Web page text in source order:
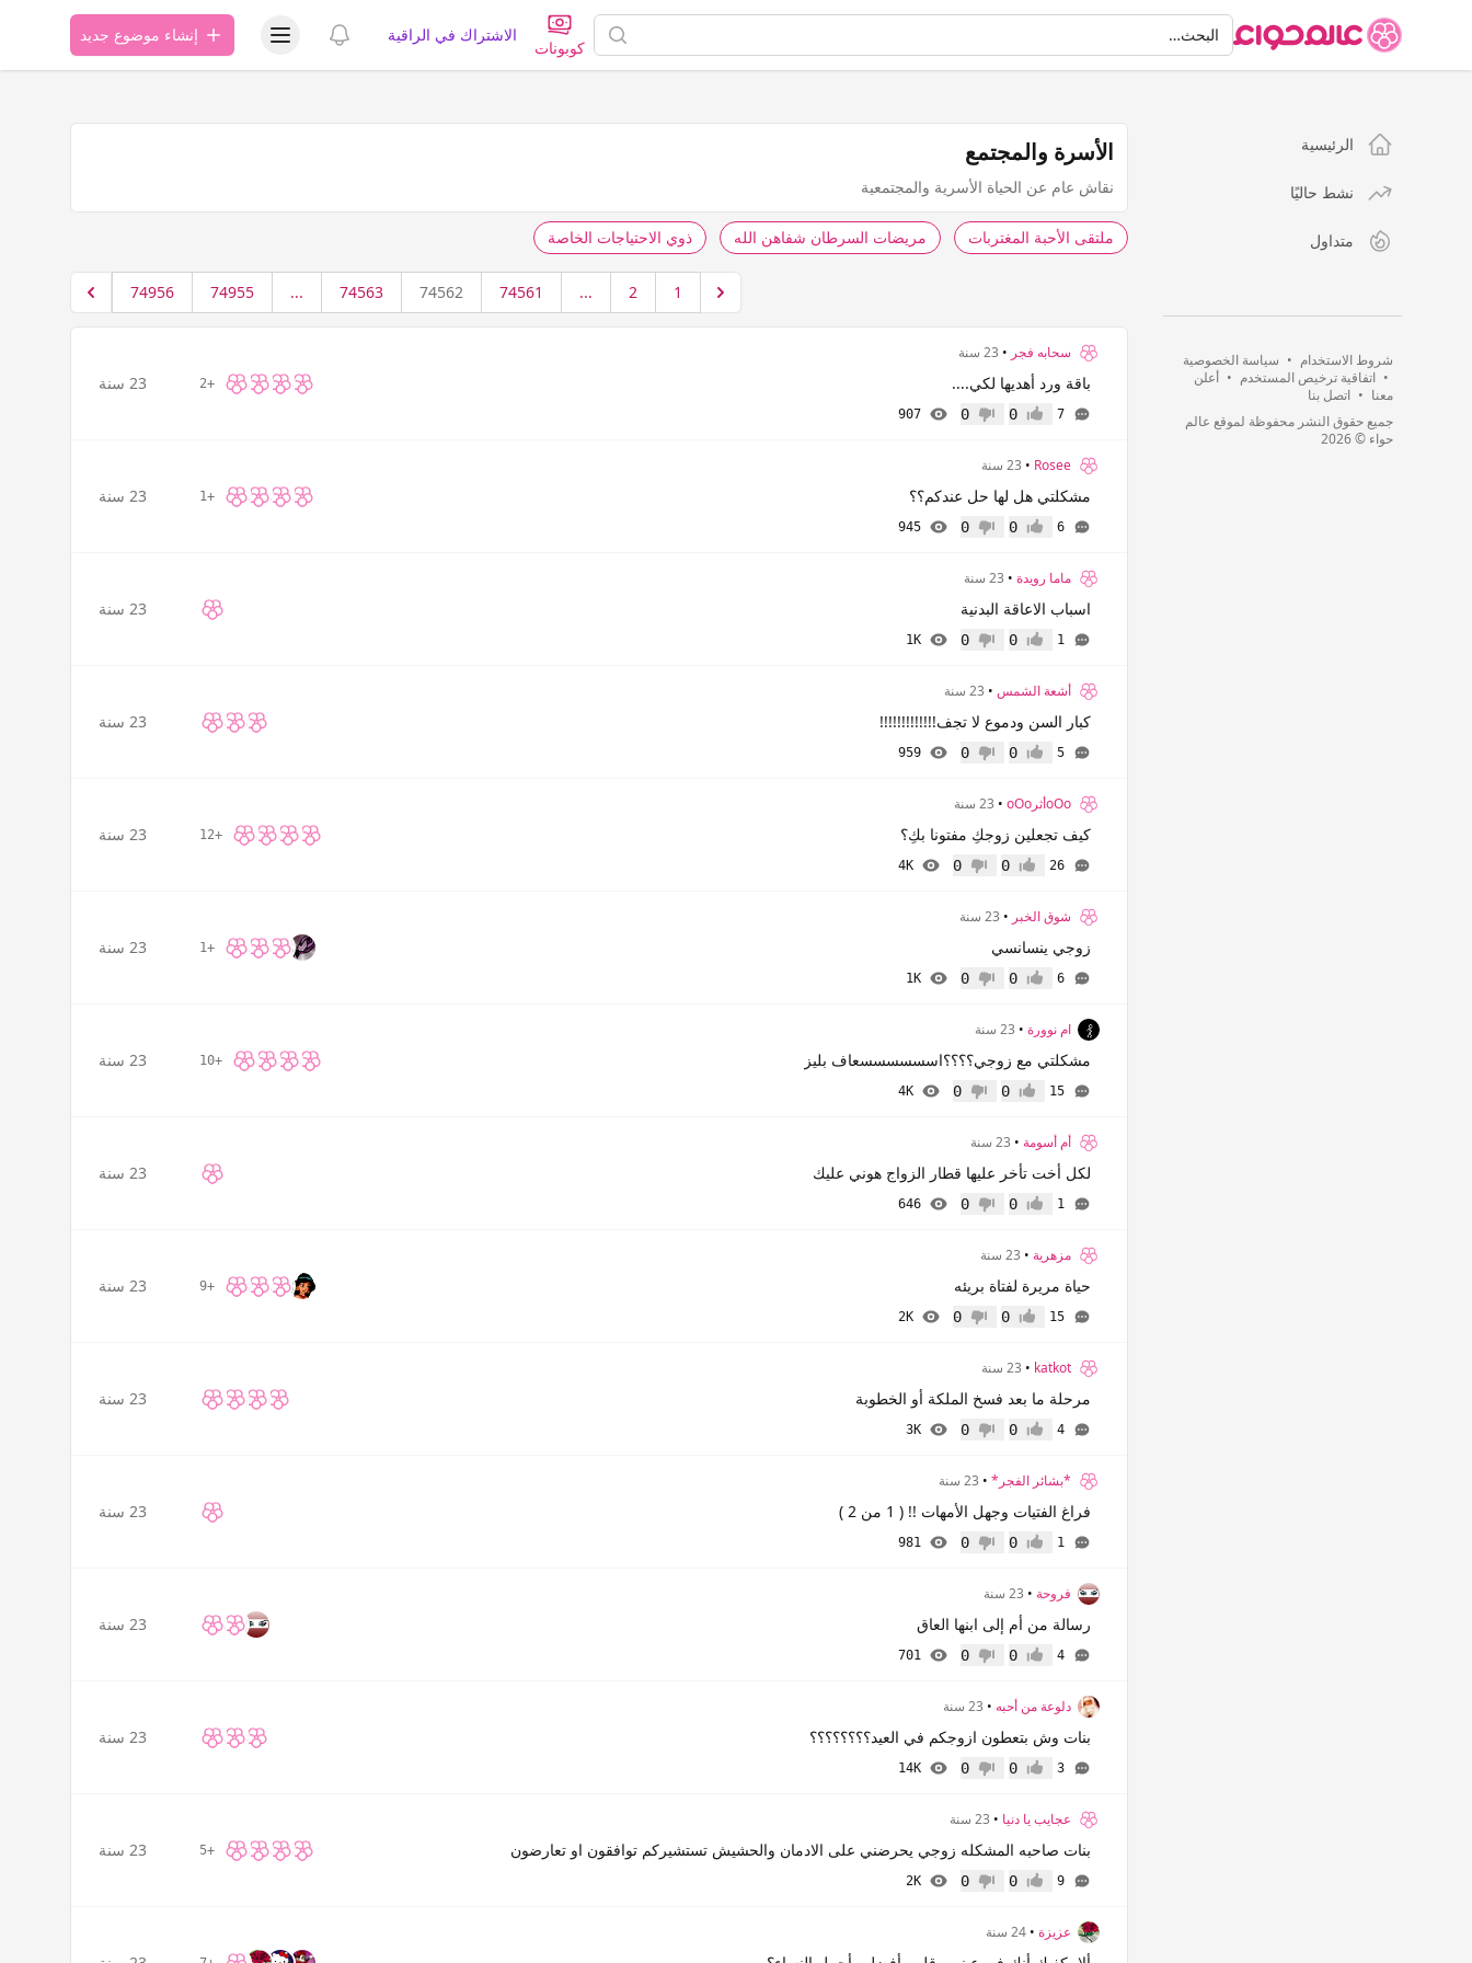
البحثالبحث…
كوبونات
الاشتراك في الراقية عرض الإشعاراتعرض قائمة المستخدمإنشاء موضوع جديد
الرئيسية
نشط حاليًا
متداول
شروط الاستخدام • سياسة الخصوصية
• اتفاقية ترخيص المستخدم • أعلن
معنا • اتصل بنا
جميع حقوق النشر محفوظة لموقع عالم
حواء © 2026
الأسرة والمجتمع
نقاش عام عن الحياة الأسرية والمجتمعية
ملتقى الأحبة المغتربات مريضات السرطان شفاهن الله ذوي الاحتياجات الخاصة
1
2
...
74561
74562
74563
...
74955
74956
سحابه فجر • 23 سنة
باقة ورد أهديها لكي....
7 إعجاب0 عدم إعجاب
0
907
+2 23 سنة
Rosee
• 23 سنة
مشكلتي هل لها حل عندكم؟؟
6 إعجاب0 عدم إعجاب
0
945
+1 23 سنة
ماما رويدة• 23 سنة
اسباب الاعاقة البدنية
1 إعجاب0 عدم إعجاب
0
1K
23 سنة
أشعة الشمس• 23 سنة
كبار السن ودموع لا تجف!!!!!!!!!!!!!
5 إعجاب0 عدم إعجاب
0
959
23 سنة
oOoأثرoOo • 23 سنة
كيف تجعلين زوجكِ مفتونا بكِ؟
26 إعجاب0 عدم إعجاب
0
4K
+12 23 سنة
شوق الخبر • 23 سنة
زوجي ينسانسي
6 إعجاب0 عدم إعجاب
0
1K
+1 23 سنة
ام نوورة• 23 سنة
مشكلتي مع زوجي؟؟؟؟اسسسسسسعاف بليز
15 إعجاب0 عدم إعجاب
0
4K
+10 23 سنة
أم أسومة • 23 سنة
لكل أخت تأخر عليها قطار الزواج هوني عليك
1 إعجاب0 عدم إعجاب
0
646
23 سنة
مزهرية • 23 سنة
حياة مريرة لفتاة بريئه
15 إعجاب0 عدم إعجاب
0
2K
+9 23 سنة
katkot
• 23 سنة
مرحلة ما بعد فسخ الملكة أو الخطوبة
4 إعجاب0 عدم إعجاب
0
3K
23 سنة
*بشائر الفجر*• 23 سنة
فراغ الفتيات وجهل الأمهات !! ( 1 من 2 )
1 إعجاب0 عدم إعجاب
0
981
23 سنة
فروحة • 23 سنة
رسالة من أم إلى ابنها العاق
4 إعجاب0 عدم إعجاب
0
701
23 سنة
دلوعة من أحبه • 23 سنة
بنات وش بتعطون ازوجكم في العيد؟؟؟؟؟؟؟؟
3 إعجاب0 عدم إعجاب
0
14K
23 سنة
عجايب يا دنيا • 23 سنة
بنات صاحبه المشكله زوجي يحرضني على الادمان والحشيش تستشيركم توافقون او تعارضون
9 إعجاب0 عدم إعجاب
0
2K
+5 23 سنة
عزيزة• 24 سنة